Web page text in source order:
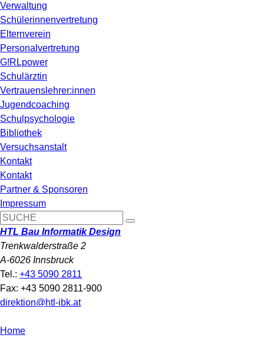
Verwaltung
Schülerinnenvertretung
Elternverein
Personalvertretung
G!RLpower
Schulärztin
Vertrauenslehrer:innen
Jugendcoaching
Schulpsychologie
Bibliothek
Versuchsanstalt
Kontakt
Kontakt
Partner & Sponsoren
Impressum
HTL Bau Informatik Design
Trenkwalderstraße 2
A-6026 Innsbruck
Tel.: +43 5090 2811
Fax: +43 5090 2811-900
direktion@htl-ibk.at
Home